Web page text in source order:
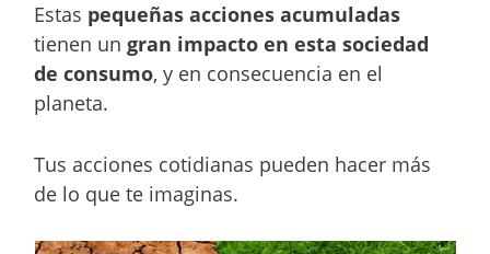
Estas pequeñas acciones acumuladas
tienen ungran impacto en esta sociedad
de consumo, y en consecuencia en el
planeta.
Tus acciones cotidianas pueden hacer más
de lo que te imaginas.